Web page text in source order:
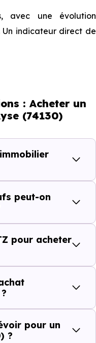
avec une évolution
Un indicateur direct de
locative locale
scolaires. Des
constituent autant
ou investir dans la
à Ayse (74130)
Voici les repères de
à Ayse (74130) :
: Acheter un
(74130)
peut-on
pour acheter
pour un
?